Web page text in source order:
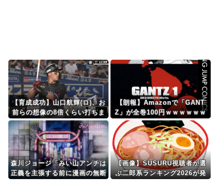
【育成成功】山口航輝(ロ)、お
前らの想像の8倍くらい打ちま
くってるWWWWWWWWWW
WWWWWWWWWWWWWW
【朗報】Amazonで「GANT
Z」が全巻100円ｗｗｗｗｗｗ
ｗｗｗｗ
森川ジョージ「みい山アンチは
正義を主張する前に漫画の無断
【画像】SUSURU視聴者が選
ぶ二郎系ランキング2026が発